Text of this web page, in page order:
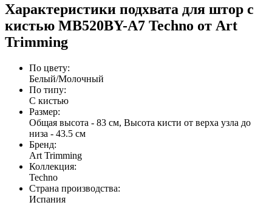
Характеристики подхвата для штор с
кистью MB520BY-A7 Techno от Art
Trimming
По цвету:
Белый/Молочный
По типу:
С кистью
Размер:
Общая высота - 83 см, Высота кисти от верха узла до
низа - 43.5 см
Бренд:
Art Trimming
Коллекция:
Techno
Страна производства:
Испания